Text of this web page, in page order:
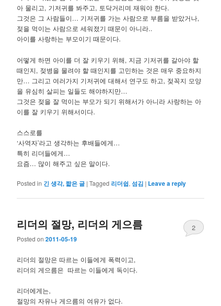
아 물리고, 기저귀를 봐주고, 토닥거리며 재워야 한다.
그것은 그 사람들이… 기저귀를 가는 사람으로 부름을 받았거나,
젖을 먹이는 사람으로 세워졌기 때문이 아니라..
아이를 사랑하는 부모이기 때문이다.
어떻게 하면 아이를 더 잘 키우기 위해, 지금 기저귀를 갈아야 할
때인지, 젖병을 물려야 할 때인지를 고민하는 것은 매우 중요하지
만… 그리고 여러가지 기저귀에 대해서 연구도 하고, 젖꼭지 모양
을 유심히 살피는 일들도 해야하지만…
그것은 젖을 잘 먹이는 부모가 되기 위해서가 아니라 사랑하는 아
이를 잘 키우기 위해서이다.
스스로를
‘사역자’라고 생각하는 후배들에게…
특히 리더들에게…
요즘… 많이 해주고 싶은 말이다.
Posted in 긴 생각, 짧은 글 |Tagged 리더쉽,섬김 | Leave a reply
리더의 절망, 리더의 게으름
Posted on2011-05-19
2
리더의 절망은 따르는 이들에게 폭력이고,
리더의 게으름은 따르는 이들에게 독이다.
리더에게는,
절망의 자유나 게으름의 여유가 없다.